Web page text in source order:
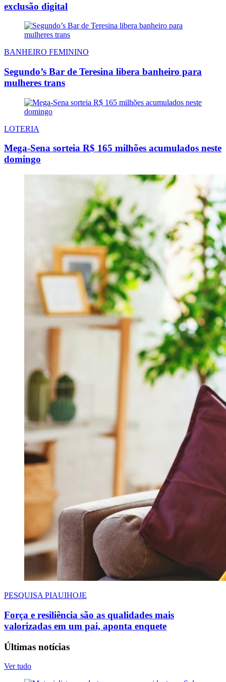
exclusão digital
BANHEIRO FEMININO
Segundo’s Bar de Teresina libera banheiro para
mulheres trans
LOTERIA
Mega-Sena sorteia R$ 165 milhões acumulados neste
domingo
PESQUISA PIAUIHOJE
Força e resiliência são as qualidades mais
valorizadas em um pai, aponta enquete
Últimas notícias
Ver tudo